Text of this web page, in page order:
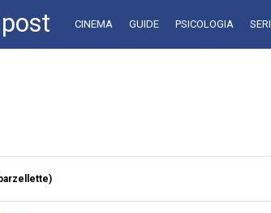
CINEMA GUIDE PSICOLOGIA